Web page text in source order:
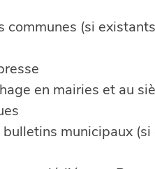
communes (si
en mairies et au
municipaux